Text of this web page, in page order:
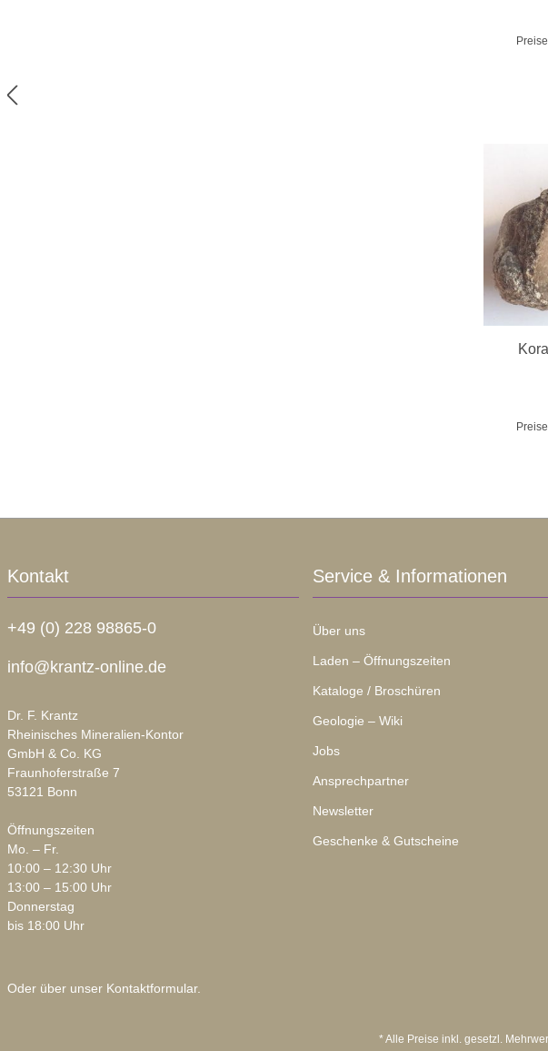
Kontakt
+49 (0) 228 98865-0
info@krantz-online.de
Dr. F. Krantz
Rheinisches Mineralien-Kontor
GmbH & Co. KG
Fraunhoferstraße 7
53121 Bonn
Öffnungszeiten
Mo. – Fr.
10:00 – 12:30 Uhr
13:00 – 15:00 Uhr
Donnerstag
bis 18:00 Uhr
Oder über unser Kontaktformular.
Service & Informationen
Über uns
Laden – Öffnungszeiten
Kataloge / Broschüren
Geologie – Wiki
Jobs
Ansprechpartner
Newsletter
Geschenke & Gutscheine
* Alle Preise inkl. gesetzl.